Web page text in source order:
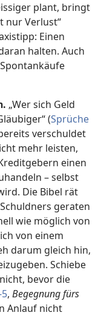
plant, bringt
nur Verlust“
Einen
halten. Auch
„Wer sich Geld
(Sprüche
verschuldet
mehr leisten,
einen
– selbst
Die Bibel rät
geraten
wie möglich von
von einem
darum gleich hin,
Schiebe
bevor die
, Begegnung fürs
Anlauf nicht